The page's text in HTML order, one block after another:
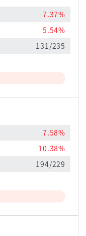
7.37%
5.54%
131/235
7.58%
10.38%
194/229